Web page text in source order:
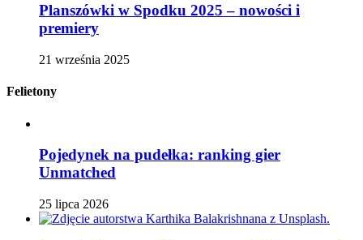
Planszówki w Spodku 2025 – nowości i
premiery
21 września 2025
Felietony
Pojedynek na pudełka: ranking gier
Unmatched
25 lipca 2026